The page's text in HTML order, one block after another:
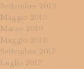
Settembre 2019
Maggio 2019
Marzo 2019
Maggio 2018
Settembre 2017
Luglio 2017